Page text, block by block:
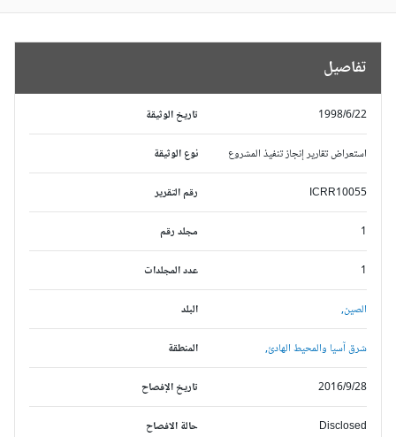
تفاصيل
تاريخ الوثيقة 1998/6/22
نوع الوثيقة استعراض تقارير إنجاز تنفيذ المشروع
رقم التقرير ICRR10055
مجلد رقم
عدد المجلدات
البلد الصين,
المنطقة شرق آسيا والمحيط الهادئ,
تاريخ الإفصاح 2016/9/28
حالة الافصاح Disclosed